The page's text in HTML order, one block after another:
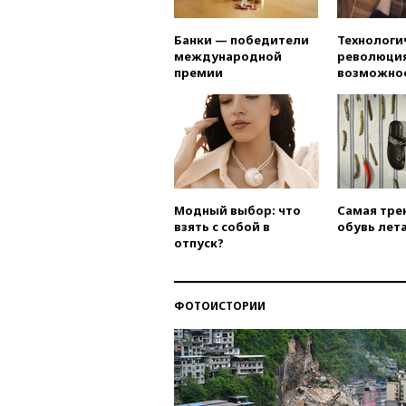
Банки — победители
международной
премии
Модный выбор: что
взять с собой в
отпуск?
Самая
обувь
ФОТОИСТОРИИ